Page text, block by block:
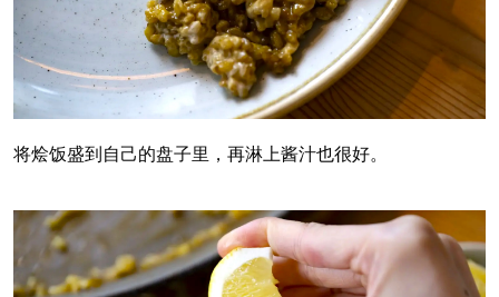
将烩饭盛到自己的盘子里，再淋上酱汁也很好。